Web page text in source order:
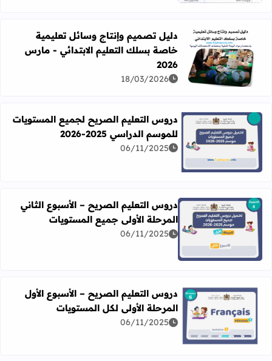
اقرأ المزيد عن دليل تصميم وإنتاج وسائل تعليمية خاصة بسلك
دليل تصميم وإنتاج وسائل تعليمية
خاصة بسلك التعليم الابتدائي - مارس
2026
18/03/2026
اقرأ المزيد عن دروس التعليم الصريح لجميع المستويات للموسم
دروس التعليم الصريح لجميع المستويات
للموسم الدراسي 2025-2026
06/11/2025
اقرأ المزيد عن دروس التعليم الصريح – الأسبوع الثاني
دروس التعليم الصريح – الأسبوع الثاني
المرحلة الأولى جميع المستويات
06/11/2025
اقرأ المزيد عن دروس التعليم الصريح – الأسبوع الأول
دروس التعليم الصريح – الأسبوع الأول
المرحلة الأولى لكل المستويات
06/11/2025